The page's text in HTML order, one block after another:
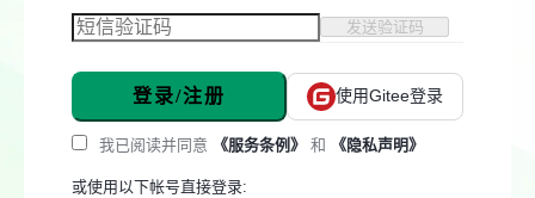
发送验证码
登录/注册 使用Gitee登录
我已阅读并同意 《服务条例》 和 《隐私声明》
或使用以下帐号直接登录: